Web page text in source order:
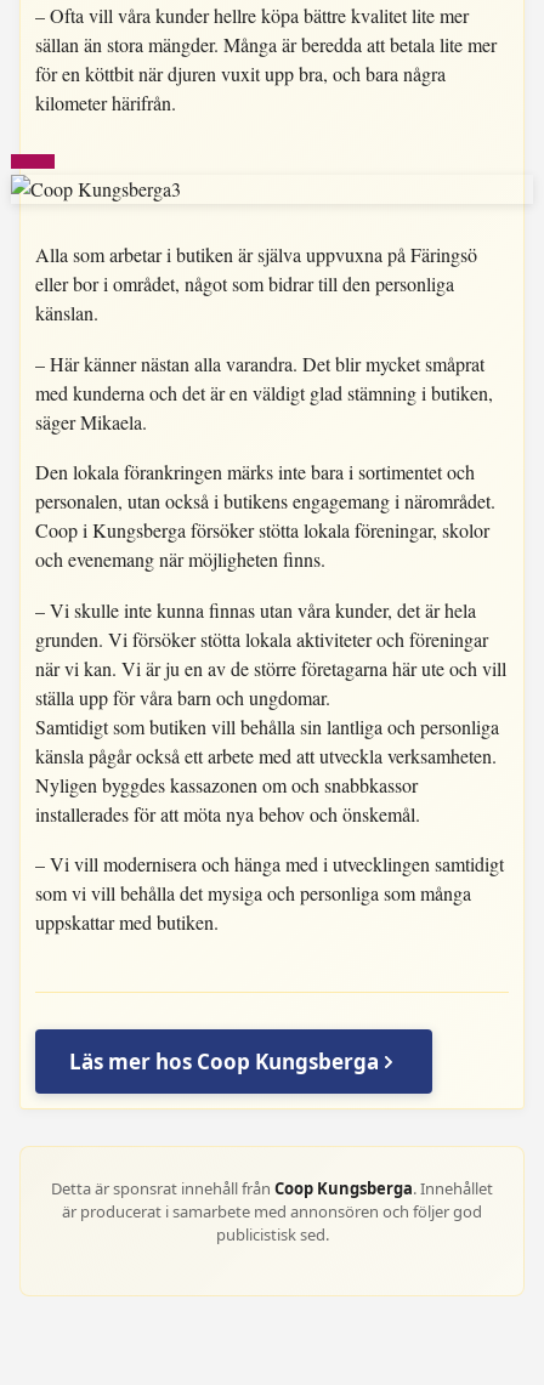
– Ofta vill våra kunder hellre köpa bättre kvalitet lite mer
sällan än stora mängder. Många är beredda att betala lite mer
för en köttbit när djuren vuxit upp bra, och bara några
kilometer härifrån.
Alla som arbetar i butiken är själva uppvuxna på Färingsö
eller bor i området, något som bidrar till den personliga
känslan.
– Här känner nästan alla varandra. Det blir mycket småprat
med kunderna och det är en väldigt glad stämning i butiken,
säger Mikaela.
Den lokala förankringen märks inte bara i sortimentet och
personalen, utan också i butikens engagemang i närområdet.
Coop i Kungsberga försöker stötta lokala föreningar, skolor
och evenemang när möjligheten finns.
– Vi skulle inte kunna finnas utan våra kunder, det är hela
grunden. Vi försöker stötta lokala aktiviteter och föreningar
när vi kan. Vi är ju en av de större företagarna här ute och vill
ställa upp för våra barn och ungdomar.
Samtidigt som butiken vill behålla sin lantliga och personliga
känsla pågår också ett arbete med att utveckla verksamheten.
Nyligen byggdes kassazonen om och snabbkassor
installerades för att möta nya behov och önskemål.
– Vi vill modernisera och hänga med i utvecklingen samtidigt
som vi vill behålla det mysiga och personliga som många
uppskattar med butiken.
Läs mer hos Coop Kungsberga
Detta är sponsrat innehåll från Coop Kungsberga. Innehållet
är producerat i samarbete med annonsören och följer god
publicistisk sed.